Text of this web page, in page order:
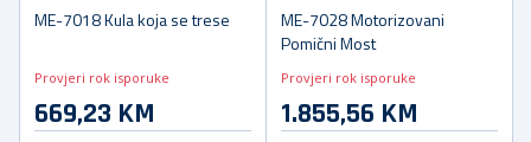
ME-7018 Kula koja se trese
Provjeri rok isporuke
669,23 KM
ME-7028 Motorizovani
Pomični Most
Provjeri rok isporuke
1.855,56 KM